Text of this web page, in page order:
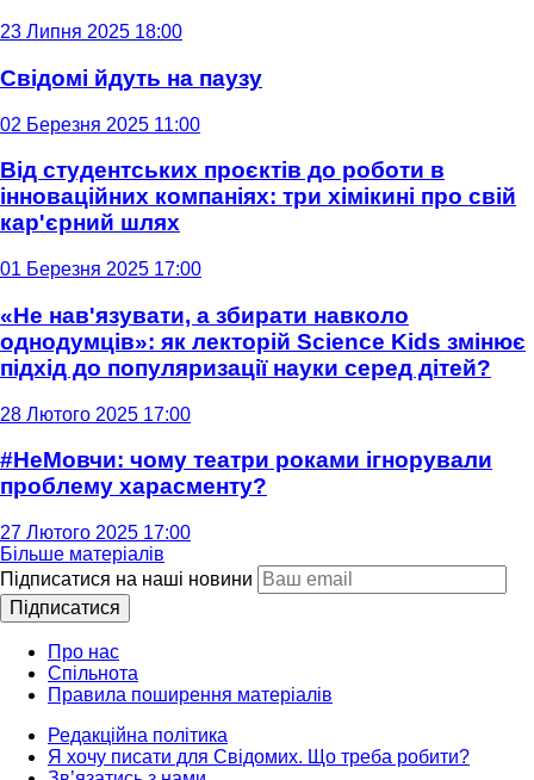
23 Липня 2025 18:00
Свідомі йдуть на паузу
02 Березня 2025 11:00
Від студентських проєктів до роботи в
інноваційних компаніях: три хімікині про свій
кар'єрний шлях
01 Березня 2025 17:00
«Не нав'язувати, а збирати навколо
однодумців»: як лекторій Science Kids змінює
підхід до популяризації науки серед дітей?
28 Лютого 2025 17:00
#НеМовчи: чому театри роками ігнорували
проблему харасменту?
27 Лютого 2025 17:00
Більше матеріалів
Підписатися на наші новини
Підписатися
Про нас
Спільнота
Правила поширення матеріалів
Редакційна політика
Я хочу писати для Свідомих. Що треба робити?